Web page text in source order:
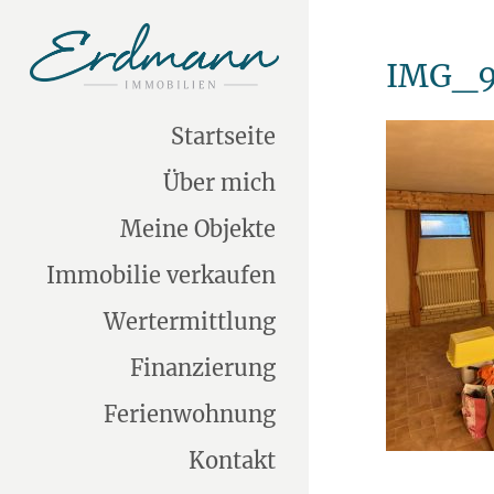
Startseite
Über mich
Meine Objekte
Immobilie verkaufen
Wertermittlung
Finanzierung
Ferienwohnung
Kontakt